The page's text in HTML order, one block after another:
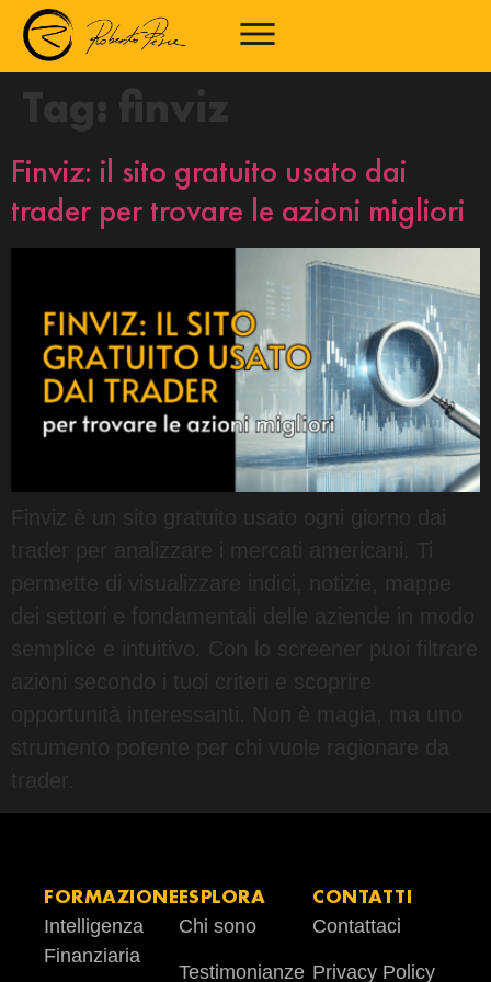
Tag: finviz
Finviz: il sito gratuito usato dai
trader per trovare le azioni migliori
Finviz è un sito gratuito usato ogni giorno dai
trader per analizzare i mercati americani. Ti
permette di visualizzare indici, notizie, mappe
dei settori e fondamentali delle aziende in modo
semplice e intuitivo. Con lo screener puoi filtrare
azioni secondo i tuoi criteri e scoprire
opportunità interessanti. Non è magia, ma uno
strumento potente per chi vuole ragionare da
FORMAZIONE
Intelligenza
Finanziaria
ESPLORA
Chi sono
Testimonianze
CONTATTI
Contattaci
Privacy Policy